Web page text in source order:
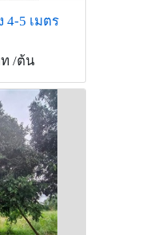
4-5 เมตร
/ต้น